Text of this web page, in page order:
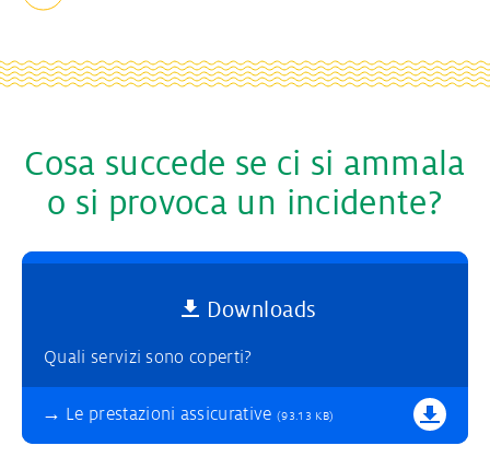
Cosa succede se ci si ammala
o si provoca un incidente?
Downloads
Quali servizi sono coperti?
Le prestazioni assicurative (93.13 KB)